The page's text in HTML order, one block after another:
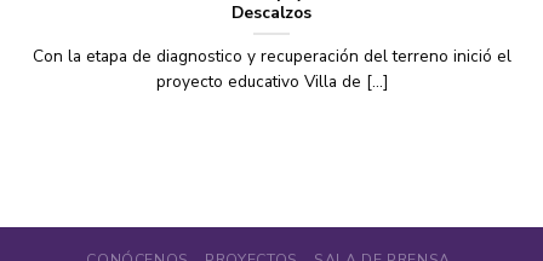
Descalzos
Con la etapa de diagnostico y recuperación del terreno inició el
proyecto educativo Villa de [...]